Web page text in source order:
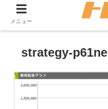
strategy-p61ne
メニュー